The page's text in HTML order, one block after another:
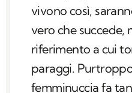
vivono così,
vero che
riferimento a cui
paraggi.
femminuccia fa